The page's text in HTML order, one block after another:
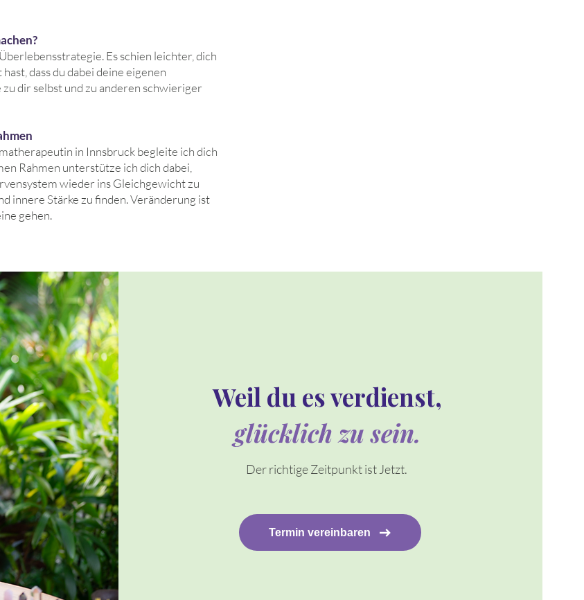
Es schien leichter, dich
dass du dabei deine eigenen
dir selbst und zu anderen schwieriger
in Innsbruckbegleite ich dich
Rahmen unterstütze ich dich dabei,
wieder ins Gleichgewicht zu
innere Stärke zu finden. Veränderung ist
gehen.
Weil du es verdienst,
glücklich zu sein.
Der richtige Zeitpunkt ist Jetzt.
Termin vereinbaren